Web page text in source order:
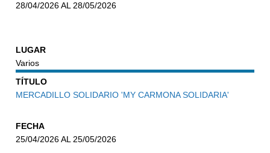
28/04/2026 AL 28/05/2026
LUGAR
Varios
TÍTULO
MERCADILLO SOLIDARIO 'MY CARMONA SOLIDARIA'
FECHA
25/04/2026 AL 25/05/2026